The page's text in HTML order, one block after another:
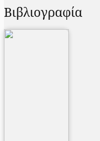
Βιβλιογραφία